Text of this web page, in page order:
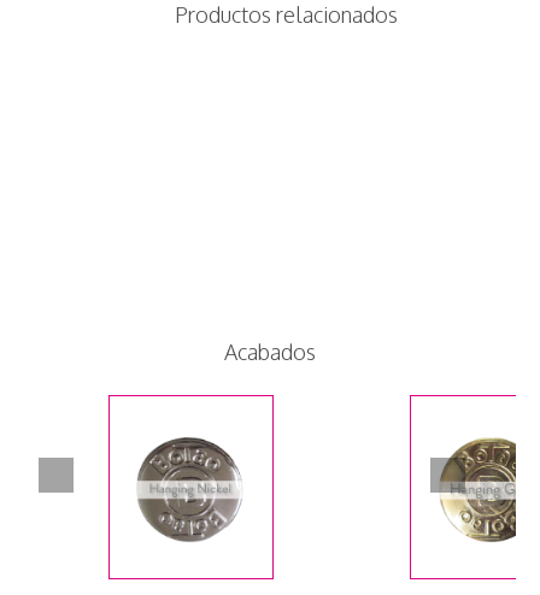
Productos relacionados
Acabados